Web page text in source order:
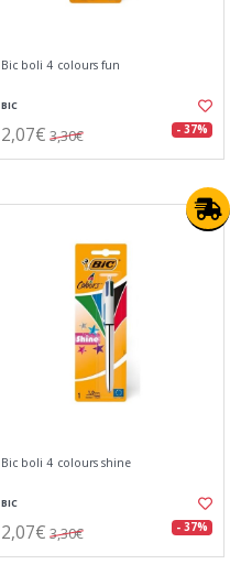
Bic boli 4 colours fun
BIC
2,07€ 3,30€ - 37%
Bic boli 4 colours shine
BIC
2,07€ 3,30€ - 37%